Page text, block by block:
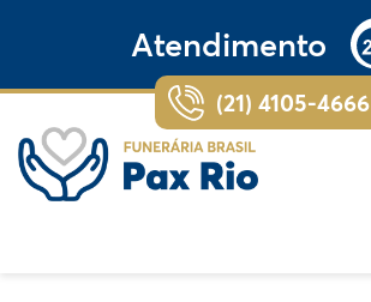
Atendimento
(21) 4105-4666